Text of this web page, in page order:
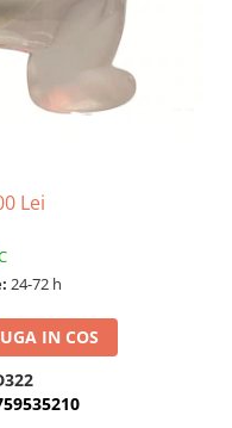
Lei
24-72 h
IN COS